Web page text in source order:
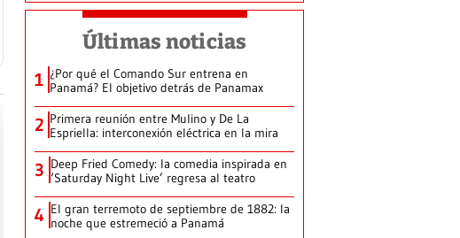
Últimas noticias
1 ¿Por qué el Comando Sur entrena en
Panamá? El objetivo detrás de Panamax
2 Primera reunión entre Mulino y De La
Espriella: interconexión eléctrica en la mira
3 Deep Fried Comedy: la comedia inspirada en
‘Saturday Night Live’ regresa al teatro
4 El gran terremoto de septiembre de 1882: la
noche que estremeció a Panamá